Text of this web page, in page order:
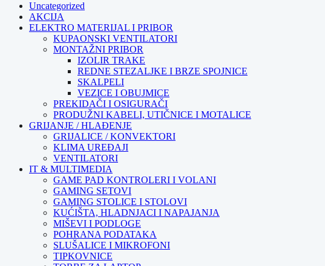
Uncategorized
AKCIJA
ELEKTRO MATERIJAL I PRIBOR
KUPAONSKI VENTILATORI
MONTAŽNI PRIBOR
IZOLIR TRAKE
REDNE STEZALJKE I BRZE SPOJNICE
SKALPELI
VEZICE I OBUJMICE
PREKIDAČI I OSIGURAČI
PRODUŽNI KABELI, UTIČNICE I MOTALICE
GRIJANJE / HLAĐENJE
GRIJALICE / KONVEKTORI
KLIMA UREĐAJI
VENTILATORI
IT & MULTIMEDIA
GAME PAD KONTROLERI I VOLANI
GAMING SETOVI
GAMING STOLICE I STOLOVI
KUĆIŠTA, HLADNJACI I NAPAJANJA
MIŠEVI I PODLOGE
POHRANA PODATAKA
SLUŠALICE I MIKROFONI
TIPKOVNICE